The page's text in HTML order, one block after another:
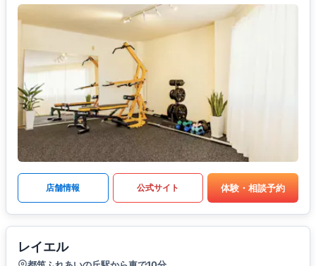
店舗情報 公式サイト 体験・相談予約
レイエル